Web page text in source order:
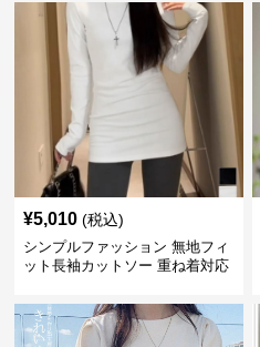
¥5,010 (税込)
シンプルファッション 無地フィ
ット長袖カットソー 重ね着対応